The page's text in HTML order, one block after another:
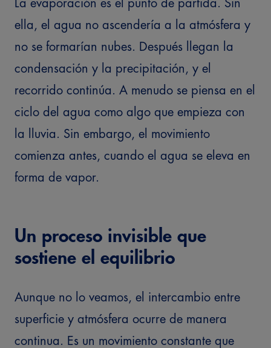
La evaporación es el punto de partida. Sin
ella, el agua no ascendería a la atmósfera y
no se formarían nubes. Después llegan la
condensación y la precipitación, y el
recorrido continúa. A menudo se piensa en el
ciclo del agua como algo que empieza con
la lluvia. Sin embargo, el movimiento
comienza antes, cuando el agua se eleva en
forma de vapor.
Un proceso invisible que
sostiene el equilibrio
Aunque no lo veamos, el intercambio entre
superficie y atmósfera ocurre de manera
continua. Es un movimiento constante que